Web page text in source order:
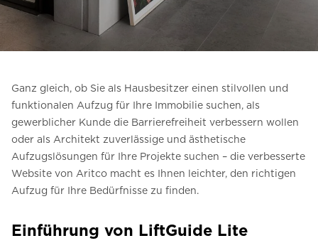
Kontaktieren Sie uns
Preisvoranschlag anfordern
FAQ
Kontaktieren Sie uns
DE
Ganz gleich, ob Sie als Hausbesitzer einen stilvollen und
funktionalen Aufzug für Ihre Immobilie suchen, als
gewerblicher Kunde die Barrierefreiheit verbessern wollen
oder als Architekt zuverlässige und ästhetische
Aufzugslösungen für Ihre Projekte suchen – die verbesserte
Website von Aritco macht es Ihnen leichter, den richtigen
Aufzug für Ihre Bedürfnisse zu finden.
Einführung von LiftGuide Lite